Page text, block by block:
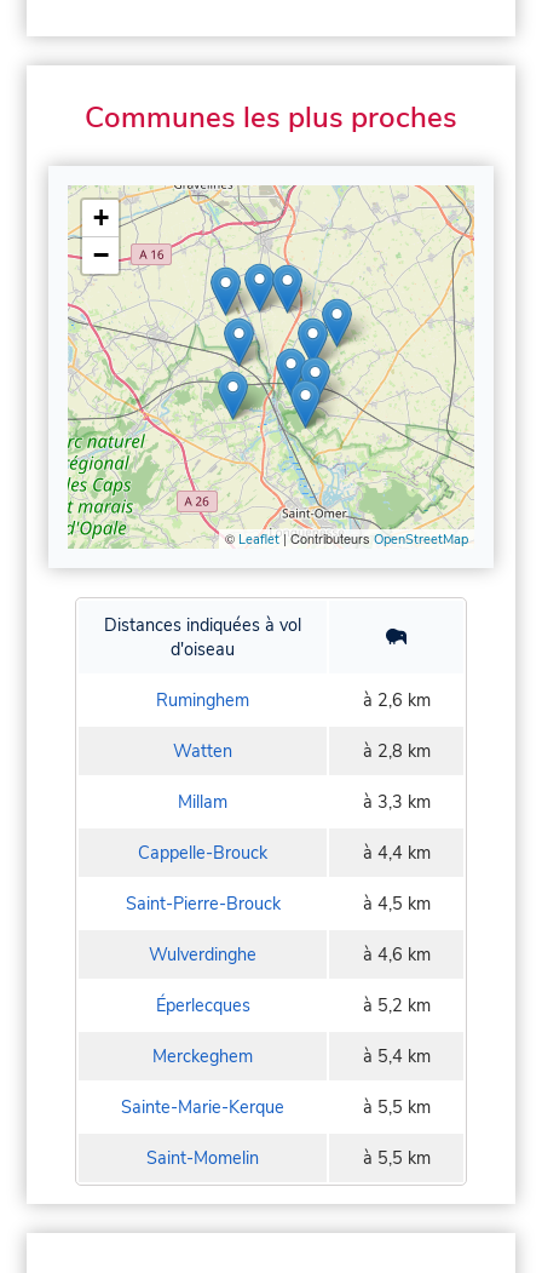
Communes les plus proches
+
−
© Leaflet| Contributeurs OpenStreetMap
Distances indiquées à vol
d'oiseau
Ruminghem à 2,6 km
Watten à 2,8 km
Millam à 3,3 km
Cappelle-Brouck à 4,4 km
Saint-Pierre-Brouck à 4,5 km
Wulverdinghe à 4,6 km
Éperlecques à 5,2 km
Merckeghem à 5,4 km
Sainte-Marie-Kerque à 5,5 km
Saint-Momelin à 5,5 km